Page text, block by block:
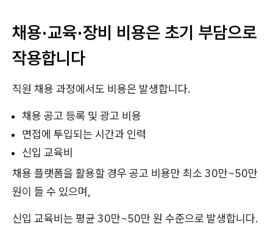
채용·교육·장비 비용은 초기 부담으로
작용합니다
직원 채용 과정에서도 비용은 발생합니다.
채용 공고 등록 및 광고 비용
면접에 투입되는 시간과 인력
신입 교육비
채용 플랫폼을 활용할 경우 공고 비용만 최소 30만~50만
원이 들 수 있으며,
신입 교육비는 평균 30만~50만 원 수준으로 발생합니다.